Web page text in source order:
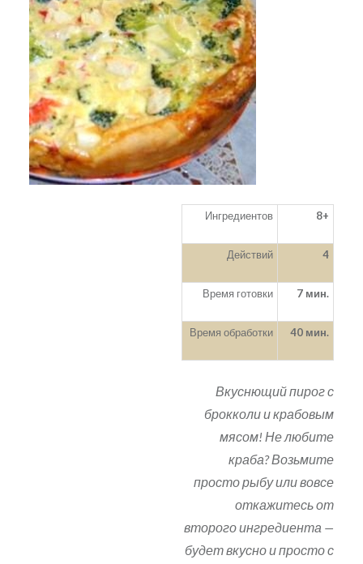
Ингредиентов 8+
Действий 4
Время готовки 7 мин.
Время обработки 40 мин.
Вкуснющий пирог с
брокколи и крабовым
мясом! Не любите
краба? Возьмите
просто рыбу или вовсе
откажитесь от
второго ингредиента —
будет вкусно и просто с